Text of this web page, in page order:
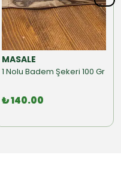
MASALE
1 Nolu Badem Şekeri 100 Gr
₺ 140.00